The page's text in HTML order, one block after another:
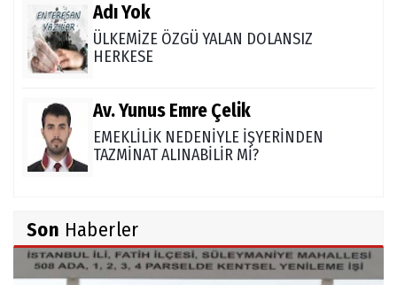
Adı Yok
ÜLKEMİZE ÖZGÜ YALAN DOLANSIZ
HERKESE
Av. Yunus Emre Çelik
EMEKLİLİK NEDENİYLE İŞYERİNDEN
TAZMİNAT ALINABİLİR Mİ?
TÜRK DEVLETLERİ TEŞKİLATI'NI ANLAMAK
Son Haberler